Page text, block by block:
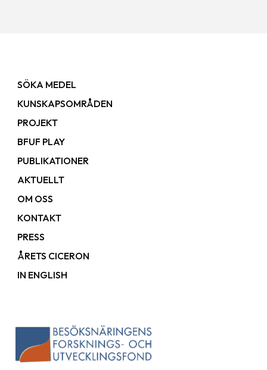
SÖKA MEDEL
KUNSKAPSOMRÅDEN
PROJEKT
BFUF PLAY
PUBLIKATIONER
AKTUELLT
OM OSS
KONTAKT
PRESS
ÅRETS CICERON
IN ENGLISH